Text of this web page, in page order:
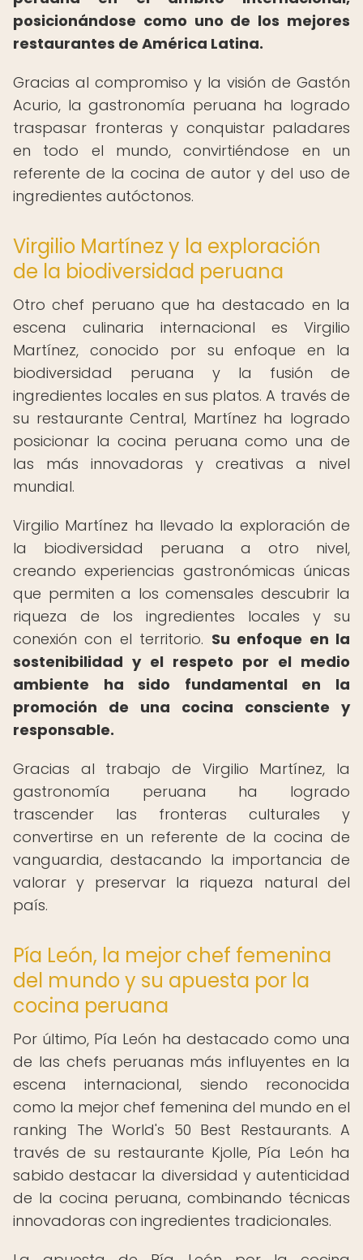
posicionándose como uno de los mejores
restaurantes de América Latina.
Gracias al compromiso y la visión de Gastón
Acurio, la gastronomía peruana ha logrado
traspasar fronteras y conquistar paladares
en todo el mundo, convirtiéndose en un
referente de la cocina de autor y del uso de
ingredientes autóctonos.
Virgilio Martínez y la exploración
de la biodiversidad peruana
Otro chef peruano que ha destacado en la
escena culinaria internacional es Virgilio
Martínez, conocido por su enfoque en la
biodiversidad peruana y la fusión de
ingredientes locales en sus platos. A través de
su restaurante Central, Martínez ha logrado
posicionar la cocina peruana como una de
las más innovadoras y creativas a nivel
mundial.
Virgilio Martínez ha llevado la exploración de
la biodiversidad peruana a otro nivel,
creando experiencias gastronómicas únicas
que permiten a los comensales descubrir la
riqueza de los ingredientes locales y su
conexión con el territorio. Su enfoque en la
sostenibilidad y el respeto por el medio
ambiente ha sido fundamental en la
promoción de una cocina consciente y
responsable.
Gracias al trabajo de Virgilio Martínez, la
gastronomía peruana ha logrado
trascender las fronteras culturales y
convertirse en un referente de la cocina de
vanguardia, destacando la importancia de
valorar y preservar la riqueza natural del
país.
Pía León, la mejor chef femenina
del mundo y su apuesta por la
cocina peruana
Por último, Pía León ha destacado como una
de las chefs peruanas más influyentes en la
escena internacional, siendo reconocida
como la mejor chef femenina del mundo en el
ranking The World's 50 Best Restaurants. A
través de su restaurante Kjolle, Pía León ha
sabido destacar la diversidad y autenticidad
de la cocina peruana, combinando técnicas
innovadoras con ingredientes tradicionales.